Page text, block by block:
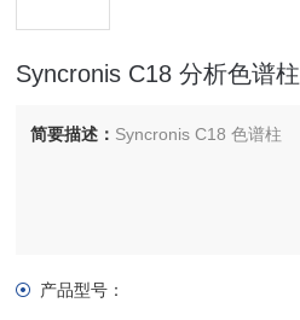
Syncronis C18 分析色谱柱
简要描述： Syncronis C18 色谱柱
产品型号：